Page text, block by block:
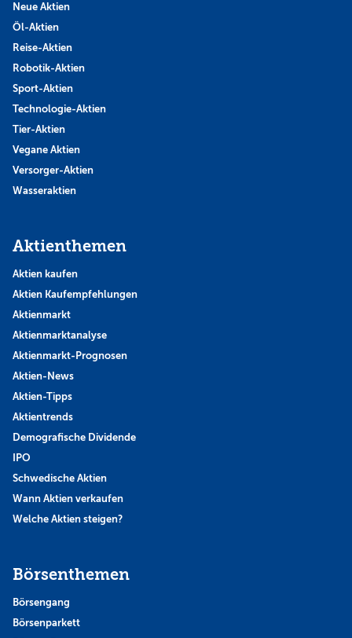
Neue Aktien
Öl-Aktien
Reise-Aktien
Robotik-Aktien
Sport-Aktien
Technologie-Aktien
Tier-Aktien
Vegane Aktien
Versorger-Aktien
Wasseraktien
Aktienthemen
Aktien kaufen
Aktien Kaufempfehlungen
Aktienmarkt
Aktienmarktanalyse
Aktienmarkt-Prognosen
Aktien-News
Aktien-Tipps
Aktientrends
Demografische Dividende
IPO
Schwedische Aktien
Wann Aktien verkaufen
Welche Aktien steigen?
Börsenthemen
Börsengang
Börsenparkett